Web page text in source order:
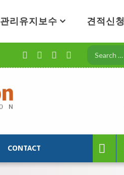
관리유지보수 견적신청